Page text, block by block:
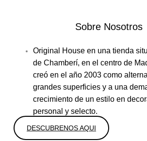
Sobre Nosotros
Original House en una tienda
de Chamberí, en el centro de
creó en el año 2003 como
grandes superficies y a una
crecimiento de un estilo en
personal y selecto.
DESCUBRENOS AQUI